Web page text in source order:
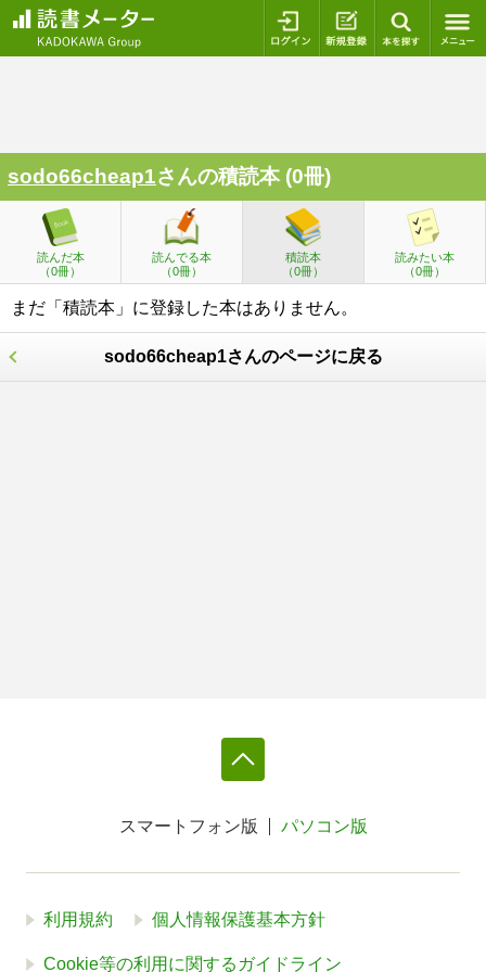
ログイン 新規登録
sodo66cheap1さんの積読本 (0冊)
読んだ本
（0冊）
読んでる本
（0冊）
積読本
（0冊）
読みたい本
（0冊）
まだ「積読本」に登録した本はありません。
sodo66cheap1さんのページに戻る
スマートフォン版 パソコン版
利用規約 個人情報保護基本方針
Cookie等の利用に関するガイドライン